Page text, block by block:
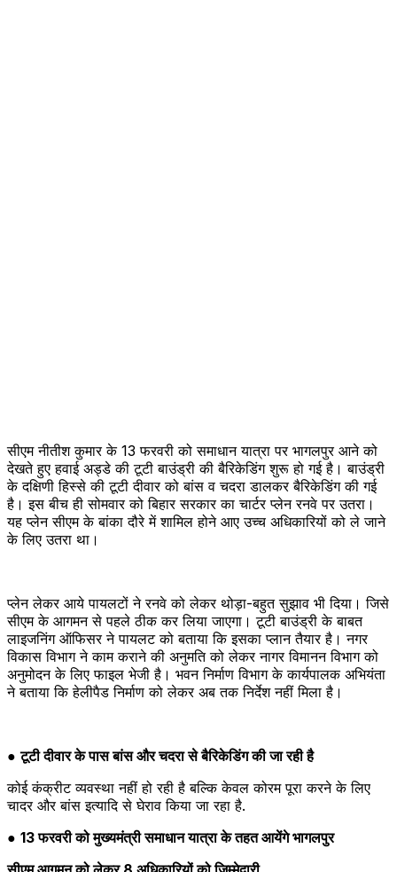
सीएम नीतीश कुमार के 13 फरवरी को समाधान यात्रा पर भागलपुर आने को
देखते हुए हवाई अड्डे की टूटी बाउंड्री की बैरिकेडिंग शुरू हो गई है। बाउंड्री
के दक्षिणी हिस्से की टूटी दीवार को बांस व चदरा डालकर बैरिकेडिंग की गई
है। इस बीच ही सोमवार को बिहार सरकार का चार्टर प्लेन रनवे पर उतरा।
यह प्लेन सीएम के बांका दौरे में शामिल होने आए उच्च अधिकारियों को ले जाने
के लिए उतरा था।
प्लेन लेकर आये पायलटों ने रनवे को लेकर थोड़ा-बहुत सुझाव भी दिया। जिसे
सीएम के आगमन से पहले ठीक कर लिया जाएगा। टूटी बाउंड्री के बाबत
लाइजनिंग ऑफिसर ने पायलट को बताया कि इसका प्लान तैयार है। नगर
विकास विभाग ने काम कराने की अनुमति को लेकर नागर विमानन विभाग को
अनुमोदन के लिए फाइल भेजी है। भवन निर्माण विभाग के कार्यपालक अभियंता
ने बताया कि हेलीपैड निर्माण को लेकर अब तक निर्देश नहीं मिला है।
●टूटी दीवार के पास बांस और चदरा से बैरिकेडिंग की जा रही है
कोई कंक्रीट व्यवस्था नहीं हो रही है बल्कि केवल कोरम पूरा करने के लिए
चादर और बांस इत्यादि से घेराव किया जा रहा है.
● 13 फरवरी को मुख्यमंत्री समाधान यात्रा के तहत आयेंगे भागलपुर